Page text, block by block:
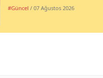
#Güncel / 07 Ağustos 2026